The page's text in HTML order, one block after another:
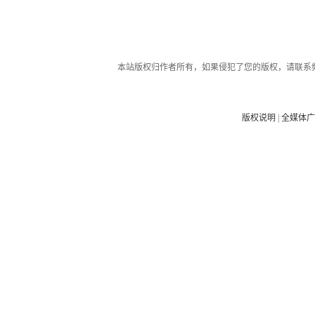
本站版权归作者所有，如果侵犯了您的版权，请联
版权说明 |全媒体